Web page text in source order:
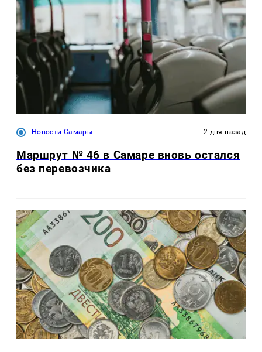
Новости Самары 2 дня назад
Маршрут № 46 в Самаре вновь остался
без перевозчика